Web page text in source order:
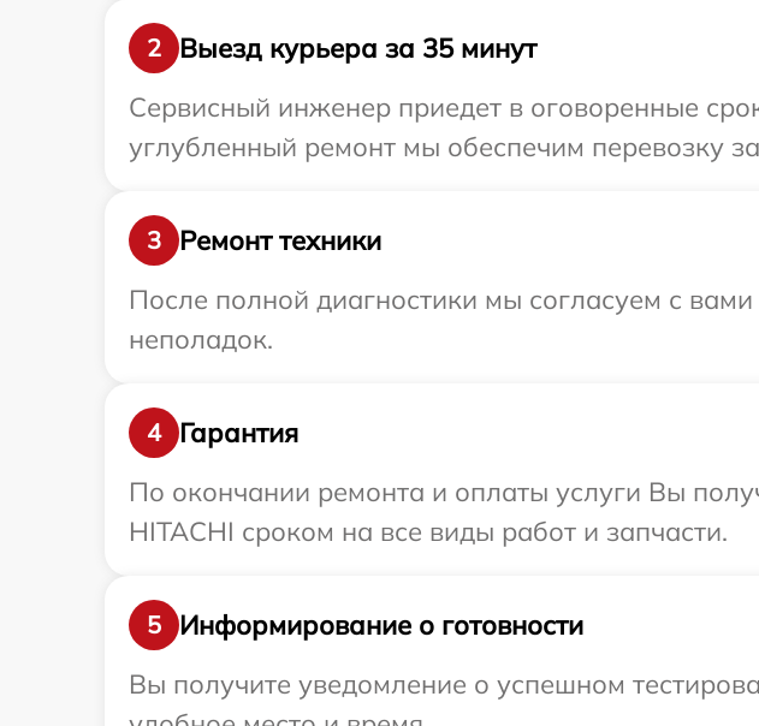
2
Выезд курьера за 35 минут
Сервисный инженер приедет в оговоренные
углубленный ремонт мы обеспечим перевозку
3
Ремонт техники
После полной диагностики мы согласуем с
неполадок.
4
Гарантия
По окончании ремонта и оплаты услуги Вы
HITACHI сроком на все виды работ и запчасти.
5
Информирование о готовности
Вы получите уведомление о успешном